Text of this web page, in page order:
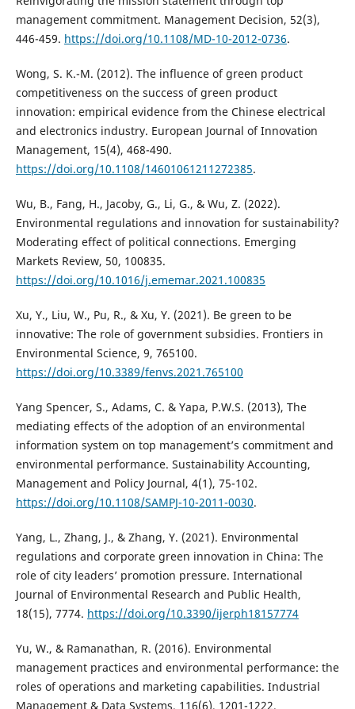
management commitment. Management Decision, 52(3),
446-459. https://doi.org/10.1108/MD-10-2012-0736.
Wong, S. K.-M. (2012). The influence of green product
competitiveness on the success of green product
innovation: empirical evidence from the Chinese electrical
and electronics industry. European Journal of Innovation
Management, 15(4), 468-490.
https://doi.org/10.1108/14601061211272385.
Wu, B., Fang, H., Jacoby, G., Li, G., & Wu, Z. (2022).
Environmental regulations and innovation for sustainability?
Moderating effect of political connections. Emerging
Markets Review, 50, 100835.
https://doi.org/10.1016/j.ememar.2021.100835
Xu, Y., Liu, W., Pu, R., & Xu, Y. (2021). Be green to be
innovative: The role of government subsidies. Frontiers in
Environmental Science, 9, 765100.
https://doi.org/10.3389/fenvs.2021.765100
Yang Spencer, S., Adams, C. & Yapa, P.W.S. (2013), The
mediating effects of the adoption of an environmental
information system on top management’s commitment and
environmental performance. Sustainability Accounting,
Management and Policy Journal, 4(1), 75-102.
https://doi.org/10.1108/SAMPJ-10-2011-0030.
Yang, L., Zhang, J., & Zhang, Y. (2021). Environmental
regulations and corporate green innovation in China: The
role of city leaders’ promotion pressure. International
Journal of Environmental Research and Public Health,
18(15), 7774. https://doi.org/10.3390/ijerph18157774
Yu, W., & Ramanathan, R. (2016). Environmental
management practices and environmental performance: the
roles of operations and marketing capabilities. Industrial
Management & Data Systems, 116(6), 1201-1222.